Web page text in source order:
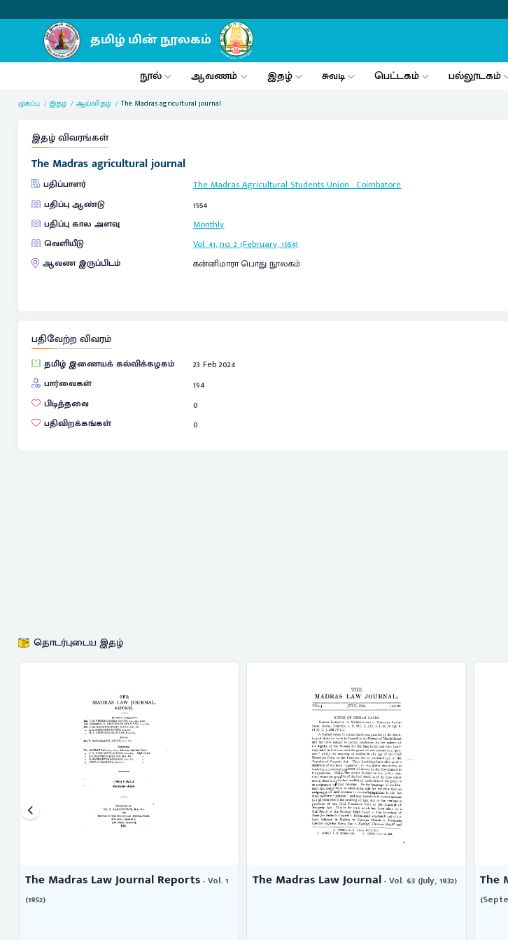
நூல் ஆவணம் இதழ் சுவடி பெட்டகம் பல்லூடகம்
முகப்பு இதழ் ஆய்விதழ் The Madras agricultural journal
இதழ் விவரங்கள்
The Madras agricultural journal
பதிப்பாளர் The Madras Agricultural Students Union:Coimbatore
பதிப்பு ஆண்டு
1954
பதிப்பு கால அளவு
Monthly
வெளியீடு
Vol. 41, no. 2 (February, 1954)
ஆவண இருப்பிடம்
கன்னிமாரா பொது நூலகம்
பதிவேற்ற விவரம்
தமிழ் இணையக் கல்விக்கழகம்
23 Feb 2024
பார்வைகள்
194
பிடித்தவை
0
பதிவிறக்கங்கள்
0
தொடர்புடைய இதழ்
Law Journal Reports- Vol. 1 The Madras Law Journal- Vol. 63 (July, 1932) The Madras Law
(September, 1917)